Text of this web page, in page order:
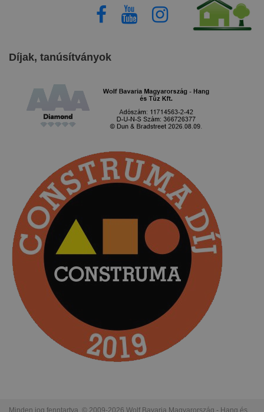
Díjak, tanúsítványok
Minden jog fenntartva. © 2009-2026 Wolf Bavaria Magyarország - Hang és